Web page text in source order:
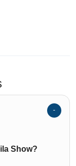
Show?